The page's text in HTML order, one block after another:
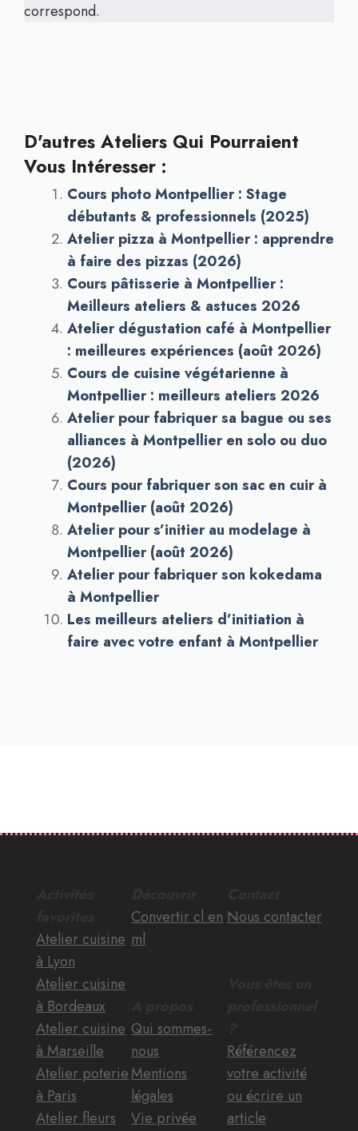
correspond.
D'autres Ateliers Qui Pourraient
Vous Intéresser :
Cours photo Montpellier : Stage
débutants & professionnels (2025)
Atelier pizza à Montpellier : apprendre
à faire des pizzas (2026)
Cours pâtisserie à Montpellier :
Meilleurs ateliers & astuces 2026
Atelier dégustation café à Montpellier
: meilleures expériences (août 2026)
Cours de cuisine végétarienne à
Montpellier : meilleurs ateliers 2026
Atelier pour fabriquer sa bague ou ses
alliances à Montpellier en solo ou duo
(2026)
Cours pour fabriquer son sac en cuir à
Montpellier (août 2026)
Atelier pour s’initier au modelage à
Montpellier (août 2026)
Atelier pour fabriquer son kokedama
à Montpellier
Les meilleurs ateliers d’initiation à
faire avec votre enfant à Montpellier
Atelier cuisine
à Lyon
Atelier cuisine
à Bordeaux
Atelier cuisine
à Marseille
Atelier poterie
à Paris
Atelier fleurs
Convertir cl en
ml
Qui sommes-
nous
Mentions
légales
Vie privée
Nous contacter
Référencez
votre activité
ou écrire un
article